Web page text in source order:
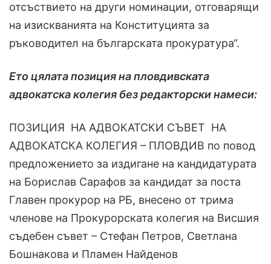
отсъствието на други номинации, отговарящи
на изискванията на Конституцията за
ръководител на българската прокуратура“.
Ето цялата позиция на пловдивската
адвокатска колегия без редакторски намеси:
ПОЗИЦИЯ НА АДВОКАТСКИ СЪВЕТ НА
АДВОКАТСКА КОЛЕГИЯ – ПЛОВДИВ по повод
предложението за издигане на кандидатурата
на Борислав Сарафов за кандидат за поста
Главен прокурор на РБ, внесено от трима
членове на Прокурорската колегия на Висшия
съдебен съвет – Стефан Петров, Светлана
Бошнакова и Пламен Найденов